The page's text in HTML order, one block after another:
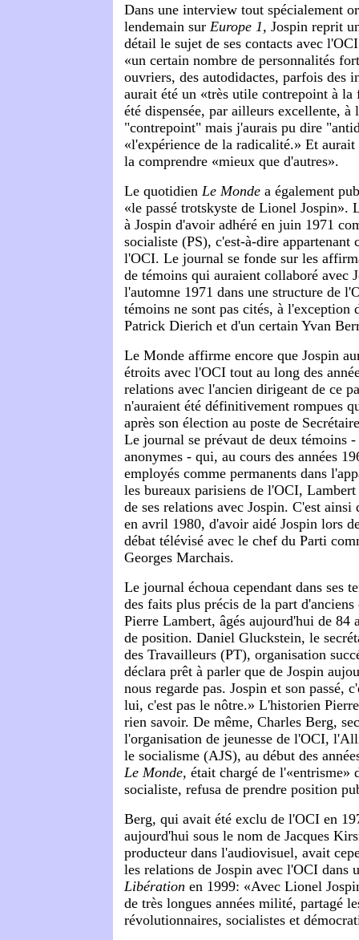
Dans une interview tout spécialement
lendemain sur Europe 1, Jospin reprit
détail le sujet de ses contacts avec
«un certain nombre de personnalités
ouvriers, des autodidactes, parfois des
aurait été un «très utile contrepoint à
été dispensée, par ailleurs excellente,
"contrepoint" mais j'aurais pu dire
«l'expérience de la radicalité.» Et aurait
la comprendre «mieux que d'autres».
Le quotidien Le Monde a également
«le passé trotskyste de Lionel Jospin».
à Jospin d'avoir adhéré en juin 1971
socialiste (PS), c'est-à-dire appartenant
l'OCI. Le journal se fonde sur les
de témoins qui auraient collaboré avec
l'automne 1971 dans une structure de
témoins ne sont pas cités, à l'exception
Patrick Dierich et d'un certain Yvan
Le Monde affirme encore que Jospin
étroits avec l'OCI tout au long des
relations avec l'ancien dirigeant de ce
n'auraient été définitivement rompues
après son élection au poste de
Le journal se prévaut de deux témoins
anonymes - qui, au cours des années
employés comme permanents dans
les bureaux parisiens de l'OCI,
de ses relations avec Jospin. C'est ainsi
en avril 1980, d'avoir aidé Jospin lors
débat télévisé avec le chef du Parti
Georges Marchais.
Le journal échoua cependant dans ses
des faits plus précis de la part
Pierre Lambert, âgés aujourd'hui de 84
de position. Daniel Gluckstein, le
des Travailleurs (PT), organisation
déclara prêt à parler que de Jospin
nous regarde pas. Jospin et son passé,
lui, c'est pas le nôtre.» L'historien
rien savoir. De même, Charles Berg,
l'organisation de jeunesse de l'OCI,
le socialisme (AJS), au début des
Le Monde, était chargé de l'«entrisme»
socialiste, refusa de prendre position
Berg, qui avait été exclu de l'OCI en
aujourd'hui sous le nom de Jacques
producteur dans l'audiovisuel, avait
les relations de Jospin avec l'OCI dans
Libération en 1999: «Avec Lionel
de très longues années milité, partagé
révolutionnaires, socialistes et